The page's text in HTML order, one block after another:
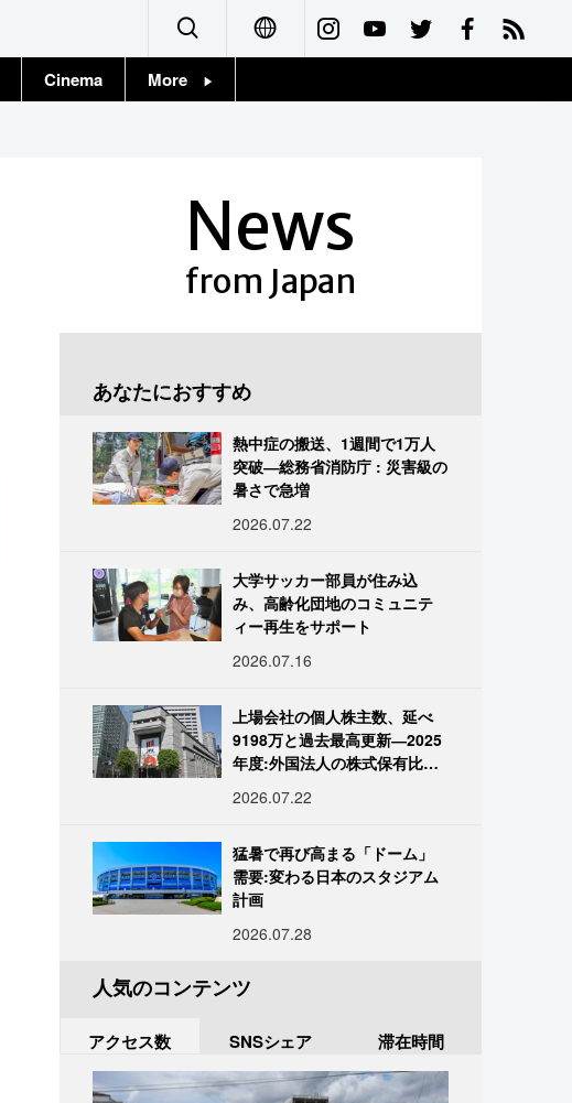
Français
Cinema More
News
from Japan
あなたにおすすめ
熱中症の搬送、1週間で1万人
突破―総務省消防庁 : 災害級の
暑さで急増
2026.07.22
大学サッカー部員が住み込
み、高齢化団地のコミュニテ
ィー再生をサポート
2026.07.16
上場会社の個人株主数、延べ
9198万と過去最高更新―2025
年度:外国法人の株式保有比率
2026.07.22
猛暑で再び高まる「ドーム」
需要:変わる日本のスタジアム
計画
2026.07.28
人気のコンテンツ
アクセス数 SNSシェア 滞在時間